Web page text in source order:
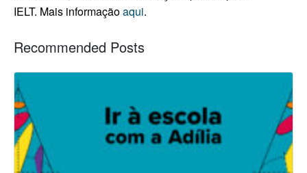
IELT. Mais informaçãoaqui.
Recommended Posts